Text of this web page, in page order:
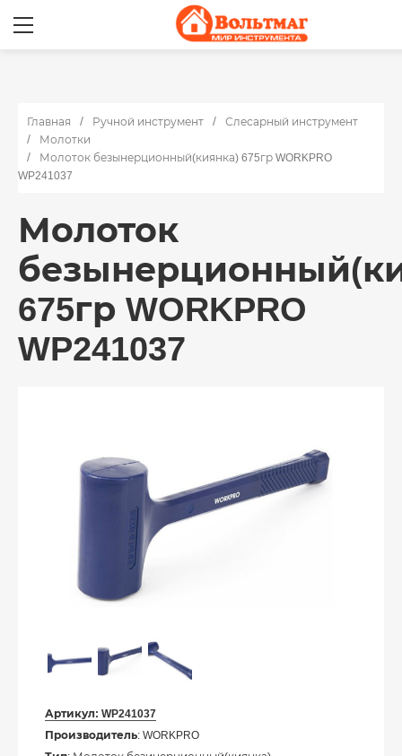
Главная Ручной инструмент
Слесарный инструмент
Молотки
Молоток безынерционный(киянка) 675гр WORKPRO
WP241037
Молоток
675гр WORKPRO
WP241037
Артикул: WP241037
Производитель: WORKPRO